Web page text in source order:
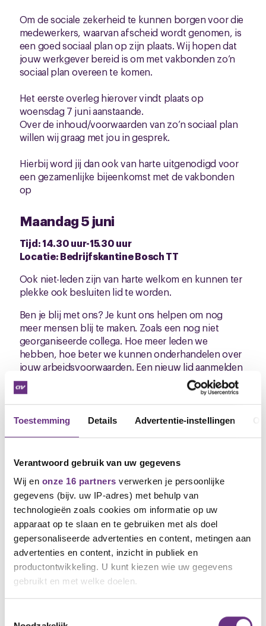
Toestemming Details Advertentie-instellingen
Verantwoord gebruik van uw gegevens
Wij en onze 16 partners verwerken je persoonlijke
gegevens (bijv. uw IP-adres) met behulp van
technologieën zoals cookies om informatie op uw
apparaat op te slaan en te gebruiken met als doel
gepersonaliseerde advertenties en content, metingen aan
advertenties en content, inzicht in publiek en
productontwikkeling. U kunt kiezen wie uw gegevens
gebruikt en met welke doelen.
Om de sociale zekerheid te kunnen borgen voor die
medewerkers, waarvan afscheid wordt genomen, is
een goed sociaal plan op zijn plaats. Wij hopen dat
jouw werkgever bereid is om met vakbonden zo’n
sociaal plan overeen te komen.
Het eerste overleg hierover vindt plaats op
woensdag 7 juni aanstaande.
Over de inhoud/voorwaarden van zo’n sociaal plan
willen wij graag met jou in gesprek.
Hierbij word jij dan ook van harte uitgenodigd voor
een gezamenlijke bijeenkomst met de vakbonden
op
Maandag 5 juni
Tijd: 14.30 uur-15.30 uur
Locatie: Bedrijfskantine Bosch TT
Ook niet-leden zijn van harte welkom en kunnen ter
plekke ook besluiten lid te worden.
Ben je blij met ons? Je kunt ons helpen om nog
meer mensen blij te maken. Zoals een nog niet
georganiseerde collega. Hoe meer leden we
hebben, hoe beter we kunnen onderhandelen over
jouw arbeidsvoorwaarden. Een nieuw lid aanmelden
gaat heel eenvoudig, en je krijgt er zelf ook nog iets
moois voor terug. Ga voor informatie en
voorwaarden naarCNV-ledenwerven.nl
onderhandelingsdelegatielid),
Arjan Huizinga
Bestuurder CNV Vakmensen
M06-51 60 20 32
Ea.huizinga@cnvvakmensen.nl